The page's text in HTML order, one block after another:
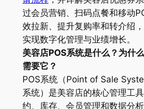
过会员营销、扫码点餐和移动
效拉新、提升复购率和转介绍
实现数字化管理与业绩增长。
美容店POS系统是什么？为什
需要它？
POS系统（Point of Sale
系统）是美容店的核心管理工
约、库存、会员管理和数据分